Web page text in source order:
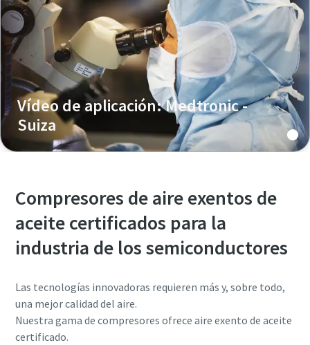
Vídeo de aplicación: Medtronic -
Suiza
Compresores de aire exentos de
aceite certificados para la
industria de los semiconductores
Las tecnologías innovadoras requieren más y, sobre todo,
una mejor calidad del aire.
Nuestra gama de compresores ofrece aire exento de aceite
certificado.